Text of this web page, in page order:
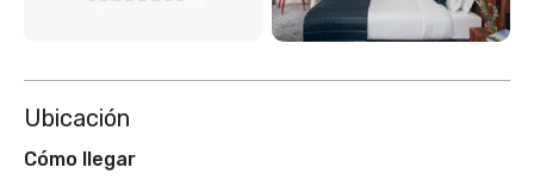
Ubicación
Cómo llegar